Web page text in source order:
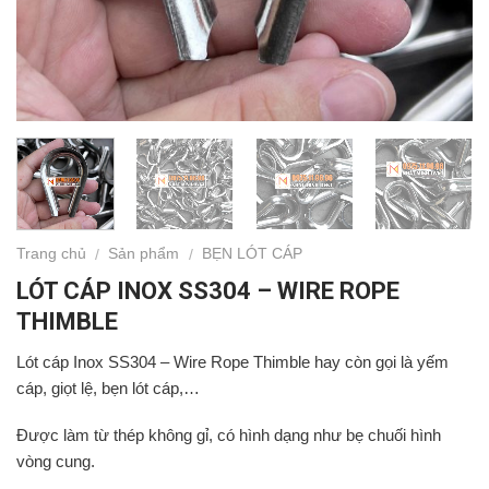
Trang chủ / Sản phẩm / BẸN LÓT CÁP
LÓT CÁP INOX SS304 – WIRE ROPE
THIMBLE
Lót cáp Inox SS304 – Wire Rope Thimble hay còn gọi là yếm
cáp, giọt lệ, bẹn lót cáp,…
Được làm từ thép không gỉ, có hình dạng như bẹ chuối hình
vòng cung.